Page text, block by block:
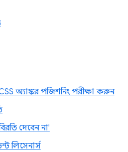
অ্যাঙ্কর পজিশনিং পরীক্ষা করুন
দেবেন না'
লিসেনার্স